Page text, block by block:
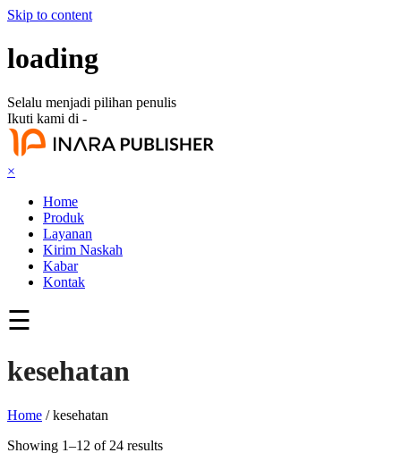
Skip to content
loading
Selalu menjadi pilihan penulis
Ikuti kami di -
×
Home
Produk
Layanan
Kirim Naskah
Kabar
Kontak
☰
kesehatan
Home / kesehatan
Showing 1–12 of 24 results